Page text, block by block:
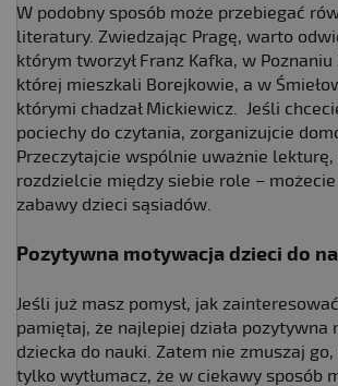
W podobny sposób może przebiegać
literatury. Zwiedzając Pragę, warto
którym tworzył Franz Kafka, w
której mieszkali Borejkowie, a w
którymi chadzał Mickiewicz. Jeśli
pociechy do czytania, zorganizujcie
Przeczytajcie wspólnie uważnie lekturę,
rozdzielcie między siebie role –
zabawy dzieci sąsiadów.
Pozytywna motywacja dzieci do
Jeśli już masz pomysł, jak
pamiętaj, że najlepiej działa pozytywna
dziecka do nauki. Zatem nie zmuszaj
tylko wytłumacz, że w ciekawy sposób